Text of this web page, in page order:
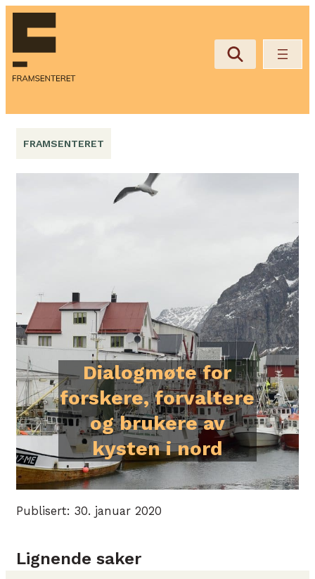
Hopp
innhold
FRAMSENTERET
Dialogmøte for
forskere, forvaltere
og brukere av
kysten i nord
Publisert: 30. januar 2020
Lignende saker